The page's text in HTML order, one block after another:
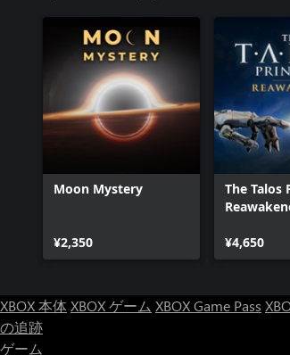
Moon Mystery
¥2,350
The Talos
¥4,650
XBOX 本体XBOX ゲーム XBOX Game Pass
の追跡
ゲーム